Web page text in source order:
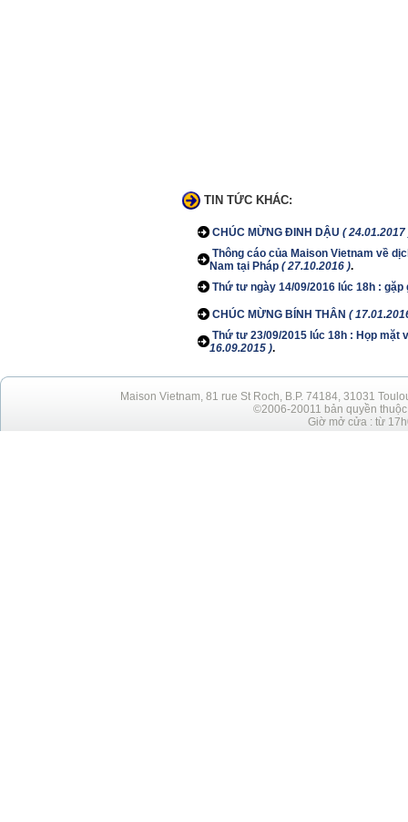
TIN TỨC KHÁC:
CHÚC MỪNG ĐINH DẬU ( 24.01.2017
Thông cáo của Maison Vietnam về
Nam tại Pháp ( 27.10.2016 ).
Thứ tư ngày 14/09/2016 lúc 18h :
CHÚC MỪNG BÍNH THÂN (
Thứ tư 23/09/2015 lúc 18h : Họp
16.09.2015 ).
Maison Vietnam, 81 rue St Roch, B.P. 74184, 31031
©2006-20011 bản quyền
Giờ mở cửa : từ